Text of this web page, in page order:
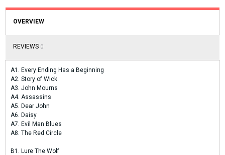
OVERVIEW
REVIEWS 0
A1. Every Ending Has a Beginning
A2. Story of Wick
A3. John Mourns
A4. Assassins
A5. Dear John
A6. Daisy
A7. Evil Man Blues
A8. The Red Circle
B1. Lure The Wolf